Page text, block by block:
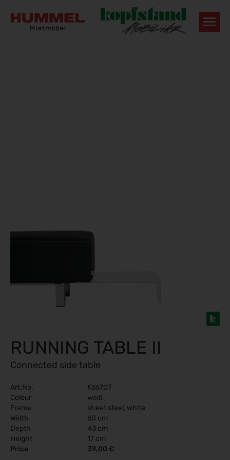
RUNNING TABLE II
Connected side table
Art.No.
K66707
Colour
weiß
Frame
sheet steel, white
Width
60 cm
Depth
43 cm
Height
17 cm
Price
39,00 €